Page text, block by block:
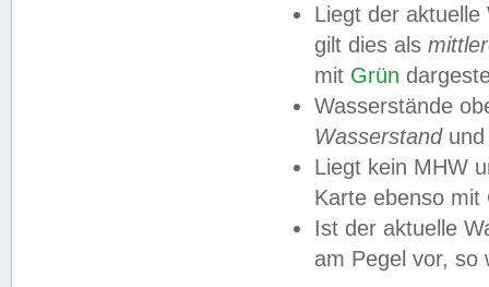
Liegt der
gilt dies als
mit Grün
Wasserstände
Wasserstandund
Liegt kein MHW
Karte ebenso mit
Ist der aktuelle
am Pegel vor,